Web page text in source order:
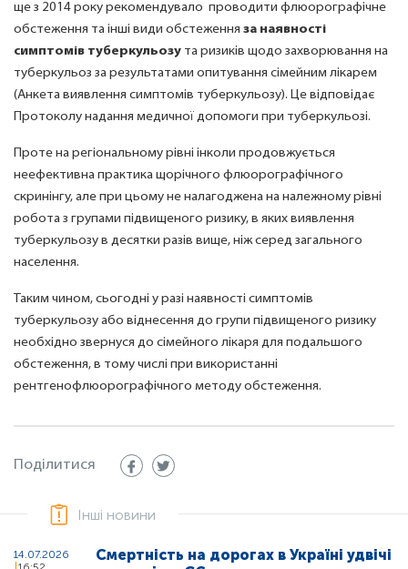
ще з 2014 року рекомендувало проводити флюорографічне
обстеження та інші види обстеження за наявності
симптомів туберкульозу та ризиків щодо захворювання на
туберкульоз за результатами опитування сімейним лікарем
(Анкета виявлення симптомів туберкульозу). Це відповідає
Протоколу надання медичної допомоги при туберкульозі.
Проте на регіональному рівні інколи продовжується
неефективна практика щорічного флюорографічного
скринінгу, але при цьому не налагоджена на належному рівні
робота з групами підвищеного ризику, в яких виявлення
туберкульозу в десятки разів вище, ніж серед загального
населення.
Таким чином, сьогодні у разі наявності симптомів
туберкульозу або віднесення до групи підвищеного ризику
необхідно звернуся до сімейного лікаря для подальшого
обстеження, в тому числі при використанні
рентгенофлюорографічного методу обстеження.
Поділитися
Інші новини
14.07.2026
Смертність на дорогах в Україні удвічі